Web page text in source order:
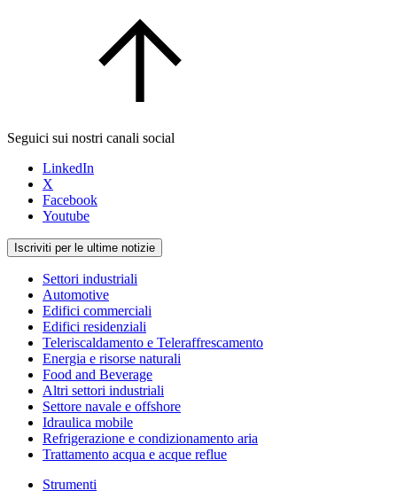
Seguici sui nostri canali social
LinkedIn
X
Facebook
Youtube
Iscriviti per le ultime notizie
Settori industriali
Automotive
Edifici commerciali
Edifici residenziali
Teleriscaldamento e Teleraffrescamento
Energia e risorse naturali
Food and Beverage
Altri settori industriali
Settore navale e offshore
Idraulica mobile
Refrigerazione e condizionamento aria
Trattamento acqua e acque reflue
Strumenti